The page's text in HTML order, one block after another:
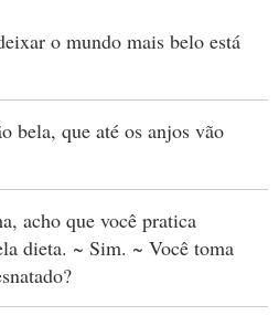
o mundo mais belo está
bela, que até os anjos vão
acho que você pratica
dieta. ~ Sim. ~ Você toma